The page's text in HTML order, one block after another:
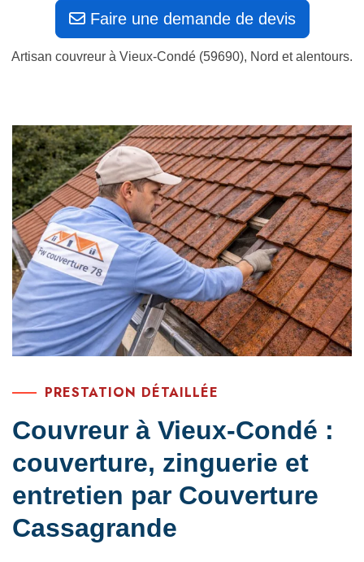
Faire une demande de devis
Artisan couvreur à Vieux-Condé (59690), Nord et alentours.
PRESTATION DÉTAILLÉE
Couvreur à Vieux-Condé :
couverture, zinguerie et
entretien par Couverture
Cassagrande